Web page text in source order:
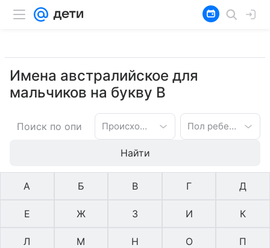
Имена австралийское для
мальчиков на букву В
Происхождение имени Пол ребенка
Найти
А Б В Г Д
Е Ж З И К
Л М Н О П